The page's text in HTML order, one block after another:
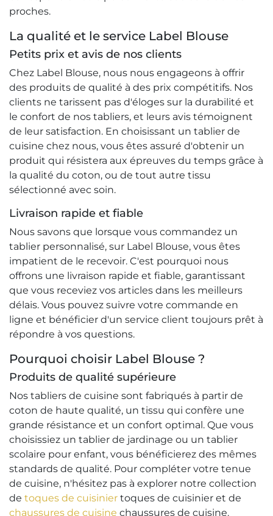
proches.
La qualité et le service Label Blouse
Petits prix et avis de nos clients
Chez Label Blouse, nous nous engageons à offrir
des produits de qualité à des prix compétitifs. Nos
clients ne tarissent pas d'éloges sur la durabilité et
le confort de nos tabliers, et leurs avis témoignent
de leur satisfaction. En choisissant un tablier de
cuisine chez nous, vous êtes assuré d'obtenir un
produit qui résistera aux épreuves du temps grâce à
la qualité du coton, ou de tout autre tissu
sélectionné avec soin.
Livraison rapide et fiable
Nous savons que lorsque vous commandez un
tablier personnalisé, sur Label Blouse, vous êtes
impatient de le recevoir. C'est pourquoi nous
offrons une livraison rapide et fiable, garantissant
que vous receviez vos articles dans les meilleurs
délais. Vous pouvez suivre votre commande en
ligne et bénéficier d'un service client toujours prêt à
répondre à vos questions.
Pourquoi choisir Label Blouse ?
Produits de qualité supérieure
Nos tabliers de cuisine sont fabriqués à partir de
coton de haute qualité, un tissu qui confère une
grande résistance et un confort optimal. Que vous
choisissiez un tablier de jardinage ou un tablier
scolaire pour enfant, vous bénéficierez des mêmes
standards de qualité. Pour compléter votre tenue
de cuisine, n'hésitez pas à explorer notre collection
de toques de cuisinier toques de cuisinier et de
chaussures de cuisine chaussures de cuisine.